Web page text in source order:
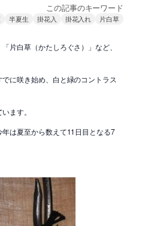
この記事のキーワード
半夏生 掛花入 掛花入れ 片白草
片白草（かたしろぐさ）」など、
に咲き始め、白と緑のコントラス
ます。
は夏至から数えて11日目となる7